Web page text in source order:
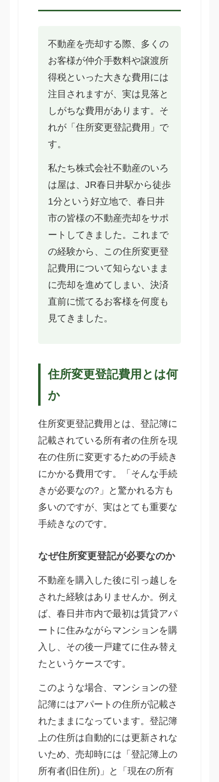
不動産を売却する際、多くの
お客様が仲介手数料や譲渡所
得税といった大きな費用には
注目されますが、実は見落と
しがちな費用があります。そ
れが「住所変更登記費用」で
す。
私たち株式会社不動産のいろ
は屋は、JR春日井駅から徒歩
1分という好立地で、春日井
市の皆様の不動産売却をサポ
ートしてきました。これまで
の経験から、この住所変更登
記費用について知らないまま
に売却を進めてしまい、決済
直前に慌てるお客様を何度も
見てきました。
住所変更登記費用とは何
か
住所変更登記費用とは、登記簿に
記載されている所有者の住所を現
在の住所に変更するための手続き
にかかる費用です。「そんな手続
きが必要なの?」と驚かれる方も
多いのですが、実はとても重要な
手続きなのです。
なぜ住所変更登記が必要なのか
不動産を購入した後に引っ越しを
された経験はありませんか。例え
ば、春日井市内で最初は賃貸アパ
ートに住みながらマンションを購
入し、その後一戸建てに住み替え
たというケースです。
このような場合、マンションの登
記簿にはアパートの住所が記載さ
れたままになっています。登記簿
上の住所は自動的には更新されな
いため、売却時には「登記簿上の
所有者(旧住所)」と「現在の所有